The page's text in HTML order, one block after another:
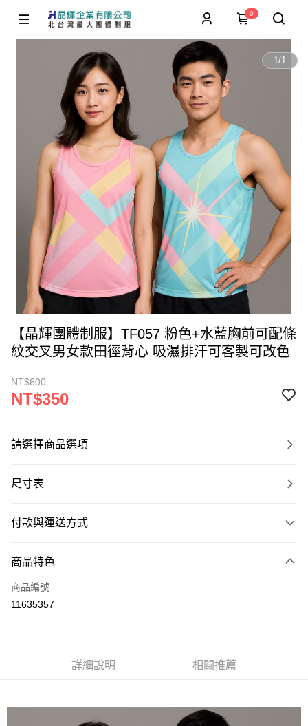
0
1/1
【晶輝團體制服】TF057 粉色+水藍胸前可配條
紋交叉男女款田徑背心 吸濕排汗可客製可改色
NT$600
NT$350
請選擇商品選項
尺寸表
付款與運送方式
信用卡一次付款
運送方式
商品特色
商品編號
11635357
詳細說明 相關推薦